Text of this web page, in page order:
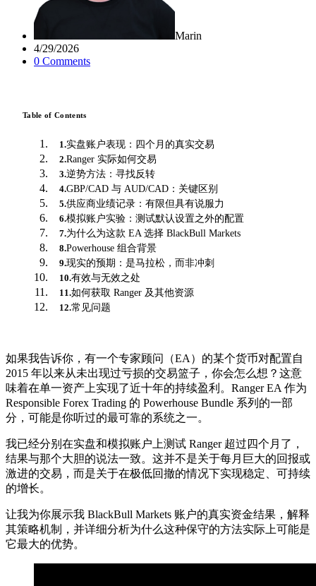
Marin
4/29/2026
0 Comments
Table of Contents
1.实盘账户表现：四个月的真实交易
2.Ranger 实际如何交易
3.逆势方法：寻找反转
4.GBP/CAD 与 AUD/CAD：关键区别
5.供应商业绩记录：有限但具有说服力
6.模拟账户实验：测试默认设置之外的配置
7.为什么为这款 EA 选择 BlackBull Markets
8.Powerhouse 组合背景
9.现实的预期：是马拉松，而非冲刺
10.有效与无效之处
11.如何获取 Ranger 及其他资源
12.常见问题
如果我告诉你，有一个专家顾问（EA）的某个货币对配置自
2015 年以来从未出现过亏损的交易篮子，你会怎么想？这意
味着在单一资产上实现了近十年的持续盈利。Ranger EA 作为
Responsible Forex Trading 的 Powerhouse Bundle 系列的一部
分，可能是你听过的最可靠的系统之一。
我已经分别在实盘和模拟账户上测试 Ranger 超过四个月了，
结果与那个大胆的说法一致。这并不是关于每月巨大的回报或
激进的交易，而是关于在极低回撤的情况下实现稳定、可持续
的增长。
让我为你展示我 BlackBull Markets 账户的真实资金结果，解释
其策略机制，并详细分析为什么这种保守的方法实际上可能是
它最大的优势。